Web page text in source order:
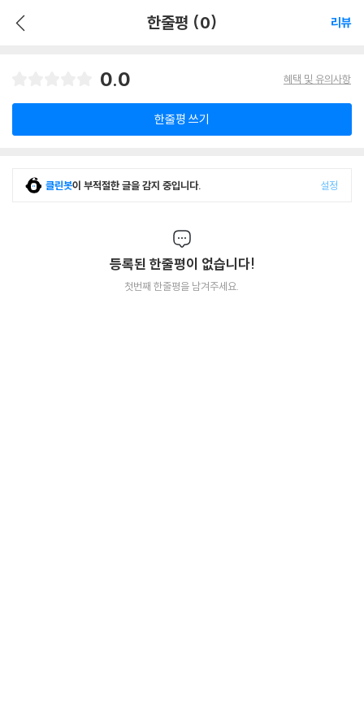
한줄평 (0) 리뷰
0.0 혜택 및 유의사항
한줄평 쓰기
클린봇이 부적절한 글을 감지 중입니다. 설정
등록된 한줄평이 없습니다!
첫번째 한줄평을 남겨주세요.